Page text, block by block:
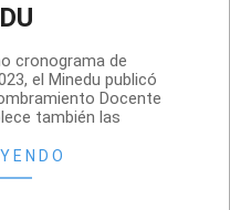
cronograma de
el Minedu publicó
Docente
también las